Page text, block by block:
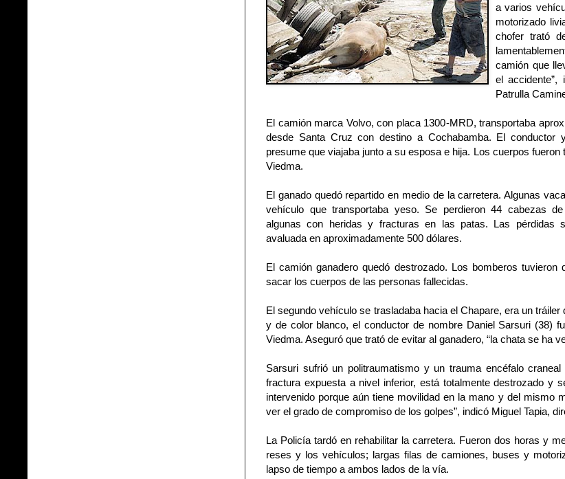
a varios
motorizado
chofer trató
camión que
el
Patrulla
El camión marca Volvo, con placa 1300-MRD, transportaba
desde Santa Cruz con destino a Cochabamba. El conductor
presume que viajaba junto a su esposa e hija. Los cuerpos
Viedma.
El ganado quedó repartido en medio de la carretera. Algunas
vehículo que transportaba yeso. Se perdieron 44 cabezas
algunas con heridas y fracturas en las patas. Las pérdidas
avaluada en aproximadamente 500 dólares.
El camión ganadero quedó destrozado. Los bomberos
sacar los cuerpos de las personas fallecidas.
El segundo vehículo se trasladaba hacia el Chapare, era un
y de color blanco, el conductor de nombre Daniel Sarsuri (38)
Viedma. Aseguró que trató de evitar al ganadero, “la chata se ha
Sarsuri sufrió un politraumatismo y un trauma encéfalo
fractura expuesta a nivel inferior, está totalmente destrozado y
intervenido porque aún tiene movilidad en la mano y del mismo
ver el grado de compromiso de los golpes”, indicó Miguel Tapia,
La Policía tardó en rehabilitar la carretera. Fueron dos horas y
reses y los vehículos; largas filas de camiones, buses y
lapso de tiempo a ambos lados de la vía.